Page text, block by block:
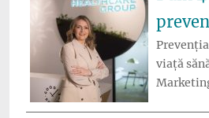
viață